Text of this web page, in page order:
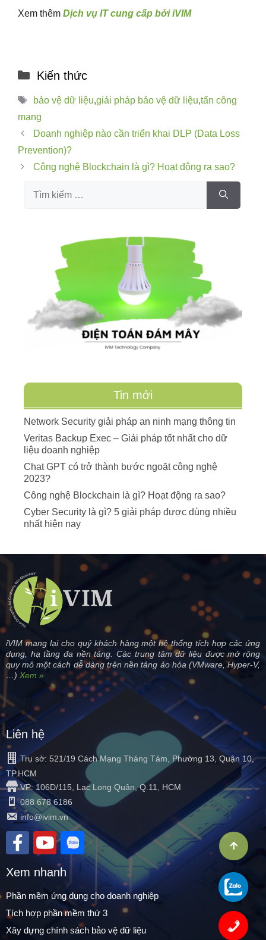
Xem thêm Dịch vụ IT cung cấp bởi iVIM
Kiến thức
bảo vệ dữ liệu,giải pháp bảo vệ dữ liệu,tấn công
mạng
Doanh nghiệp nào cần triển khai DLP (Data Loss
Prevention)?
Công nghệ Blockchain là gì? Hoạt động ra sao?
Tin mới
Network Security giải pháp an ninh mạng thông tin
Veritas Backup Exec – Giải pháp tốt nhất cho dữ
liệu doanh nghiệp
Chat GPT có trở thành bước ngoặt công nghệ
2023?
Công nghệ Blockchain là gì? Hoạt động ra sao?
Cyber Security là gì? 5 giải pháp được dùng nhiều
nhất hiện nay
iVIM mang lại cho quý khách hàng một hệ thống tích hợp các ứng
dụng, hạ tầng đa nền tảng. Các trung tâm dữ liệu được mở rộng
quy mô một cách dễ dàng trên nền tảng ảo hóa (VMware, Hyper-V,
…) Xem »
Liên hệ
Trụ sở: 521/19 Cách Mạng Tháng Tám, Phường 13, Quận 10,
TP.HCM
VP: 106D/115, Lạc Long Quân, Q.11, HCM
088 678 6186
info@ivim.vn
Xem nhanh
Phần mềm ứng dụng cho doanh nghiệp
Tích hợp phần mềm thứ 3
Xây dựng chính sách bảo vệ dữ liệu